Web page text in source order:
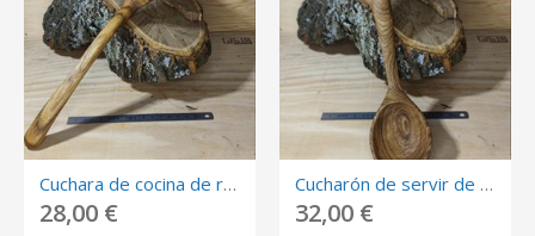
Cuchara de cocina de robinia
28,00 €
Cucharón de servir de nogal
32,00 €